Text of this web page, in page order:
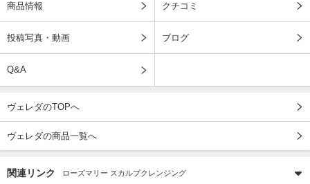
商品情報 クチコミ
投稿写真・動画 ブログ
Q&A
ヴェレダのTOPへ
ヴェレダの商品一覧へ
関連リンク ローズマリー スカルプクレンジング